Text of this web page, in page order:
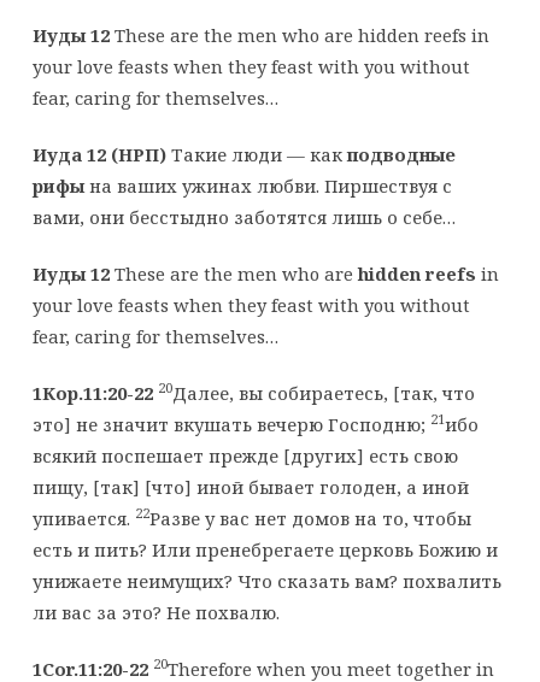
Иуды 12 These are the men who are hidden reefs in
your love feasts when they feast with you without
fear, caring for themselves…
Иуда 12 (НРП) Такие люди — какподводные
рифына ваших ужинах любви. Пиршествуя с
вами, они бесстыдно заботятся лишь о себе…
Иуды 12 These are the men who arehidden reefs in
your love feasts when they feast with you without
fear, caring for themselves…
1Кор.11:20-22 20Далее, вы собираетесь, [так, что
это] не значит вкушать вечерю Господню; 21ибо
всякий поспешает прежде [других] есть свою
пищу, [так] [что] иной бывает голоден, а иной
упивается. 22Разве у вас нет домов на то, чтобы
есть и пить? Или пренебрегаете церковь Божию и
унижаете неимущих? Что сказать вам? похвалить
ли вас за это? Не похвалю.
1Cor.11:20-22 20Therefore when you meet together in